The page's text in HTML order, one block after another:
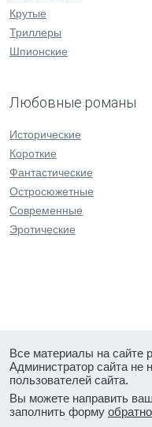
Крутые
Триллеры
Шпионские
Любовные романы
Исторические
Короткие
Фантастические
Остросюжетные
Современные
Эротические
Все материалы на сайте
Администратор сайта не
пользователей сайта.
Вы можете направить
заполнить форму